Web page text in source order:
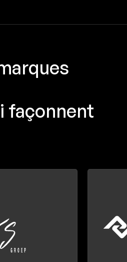
façonnent